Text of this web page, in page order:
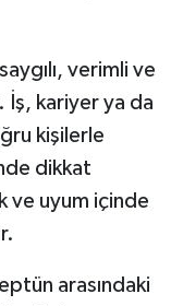
verimli ve
kariyer ya da
kişilerle
dikkat
ve uyum içinde
arasındaki